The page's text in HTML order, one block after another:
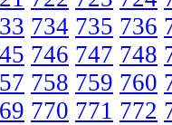
734 735 736
746 747 748
758 759 760
770 771 772